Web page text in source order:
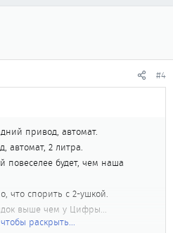
#4
привод, автомат.
автомат, 2 литра.
повеселее будет, чем наша
что спорить с 2-ушкой.
выше чем у Цифры...
раскрыть...